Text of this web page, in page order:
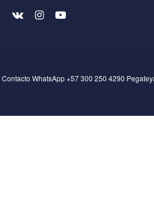
Contacto WhatsApp +57 300 250 4290